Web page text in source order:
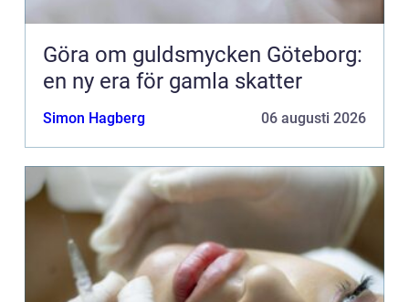
Göra om guldsmycken Göteborg:
en ny era för gamla skatter
Simon Hagberg 06 augusti 2026